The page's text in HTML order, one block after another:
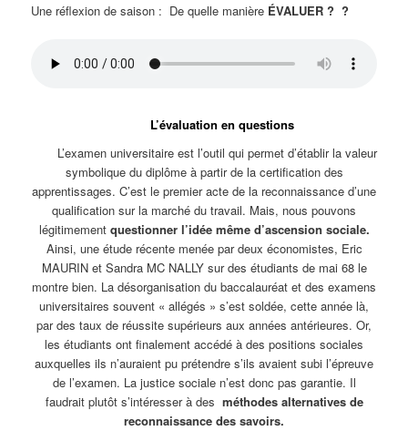
Une réflexion de saison : De quelle manière ÉVALUER ? ?
L’évaluation en questions
L’examen universitaire est l’outil qui permet d’établir la valeur
symbolique du diplôme à partir de la certification des
apprentissages. C’est le premier acte de la reconnaissance d’une
qualification sur la marché du travail. Mais, nous pouvons
légitimement questionner l’idée même d’ascension sociale.
Ainsi, une étude récente menée par deux économistes, Eric
MAURIN et Sandra MC NALLY sur des étudiants de mai 68 le
montre bien. La désorganisation du baccalauréat et des examens
universitaires souvent « allégés » s’est soldée, cette année là,
par des taux de réussite supérieurs aux années antérieures. Or,
les étudiants ont finalement accédé à des positions sociales
auxquelles ils n’auraient pu prétendre s’ils avaient subi l’épreuve
de l’examen. La justice sociale n’est donc pas garantie. Il
faudrait plutôt s’intéresser à des méthodes alternatives de
reconnaissance des savoirs.